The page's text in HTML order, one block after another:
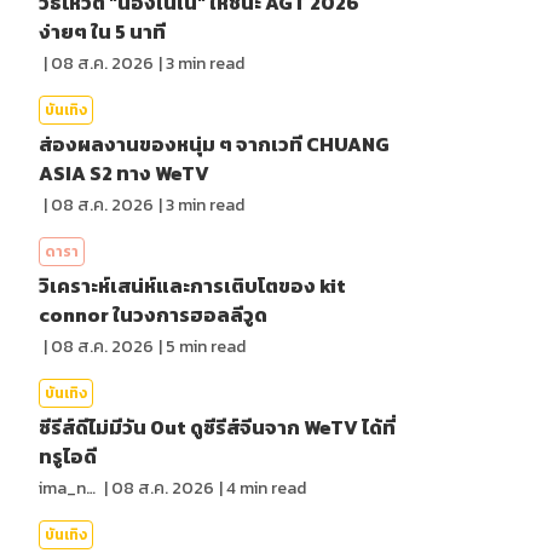
ง่ายๆ ใน 5 นาที
|08 ส.ค. 2026 |3min read
บันเทิง
ส่องผลงานของหนุ่ม ๆ จากเวที CHUANG
ASIA S2 ทาง WeTV
|08 ส.ค. 2026 |3min read
ดารา
วิเคราะห์เสน่ห์และการเติบโตของ kit
connor ในวงการฮอลลีวูด
|08 ส.ค. 2026 |5 min read
บันเทิง
ซีรีส์ดีไม่มีวัน Out ดูซีรีส์จีนจาก WeTV ได้ที่
ทรูไอดี
ima_nan |08 ส.ค. 2026 |4min read
บันเทิง